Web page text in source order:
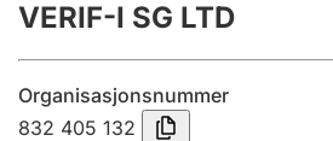
Årsrekneskap
Innsending og forseinkingsgebyr
VERIF-I SG LTD
Organisasjonsnummer
832 405 132